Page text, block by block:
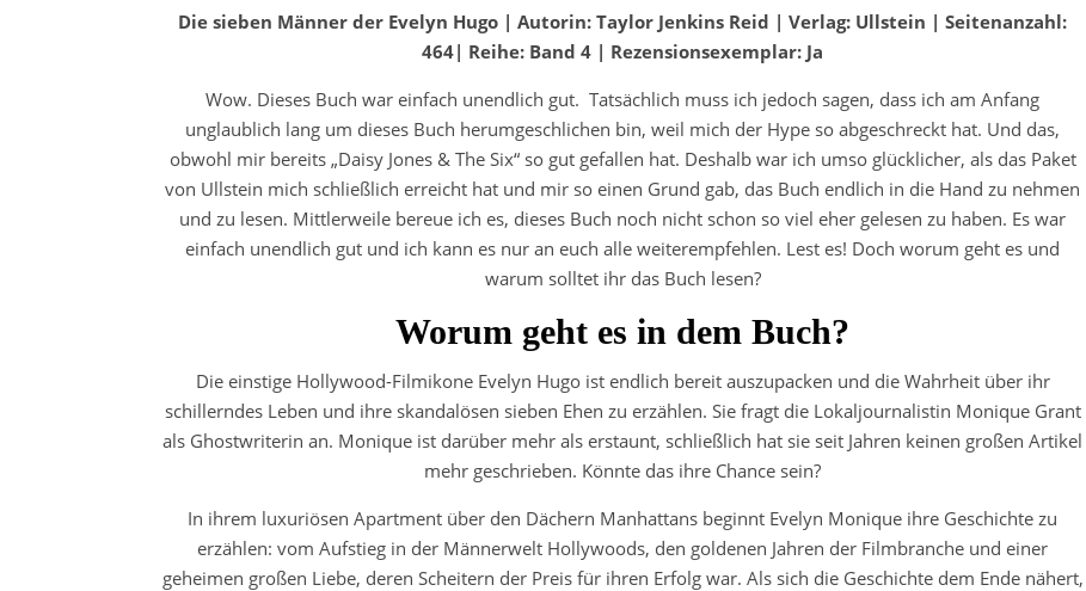
Die sieben Männer der Evelyn Hugo | Autorin: Taylor Jenkins Reid | Verlag: Ullstein | Seitenanzahl:
464| Reihe: Band 4 | Rezensionsexemplar: Ja
Wow. Dieses Buch war einfach unendlich gut. Tatsächlich muss ich jedoch sagen, dass ich am Anfang
unglaublich lang um dieses Buch herumgeschlichen bin, weil mich der Hype so abgeschreckt hat. Und das,
obwohl mir bereits „Daisy Jones & The Six“ so gut gefallen hat. Deshalb war ich umso glücklicher, als das Paket
von Ullstein mich schließlich erreicht hat und mir so einen Grund gab, das Buch endlich in die Hand zu nehmen
und zu lesen. Mittlerweile bereue ich es, dieses Buch noch nicht schon so viel eher gelesen zu haben. Es war
einfach unendlich gut und ich kann es nur an euch alle weiterempfehlen. Lest es! Doch worum geht es und
warum solltet ihr das Buch lesen?
Worum geht es in dem Buch?
Die einstige Hollywood-Filmikone Evelyn Hugo ist endlich bereit auszupacken und die Wahrheit über ihr
schillerndes Leben und ihre skandalösen sieben Ehen zu erzählen. Sie fragt die Lokaljournalistin Monique Grant
als Ghostwriterin an. Monique ist darüber mehr als erstaunt, schließlich hat sie seit Jahren keinen großen Artikel
mehr geschrieben. Könnte das ihre Chance sein?
In ihrem luxuriösen Apartment über den Dächern Manhattans beginnt Evelyn Monique ihre Geschichte zu
erzählen: vom Aufstieg in der Männerwelt Hollywoods, den goldenen Jahren der Filmbranche und einer
geheimen großen Liebe, deren Scheitern der Preis für ihren Erfolg war. Als sich die Geschichte dem Ende nähert,